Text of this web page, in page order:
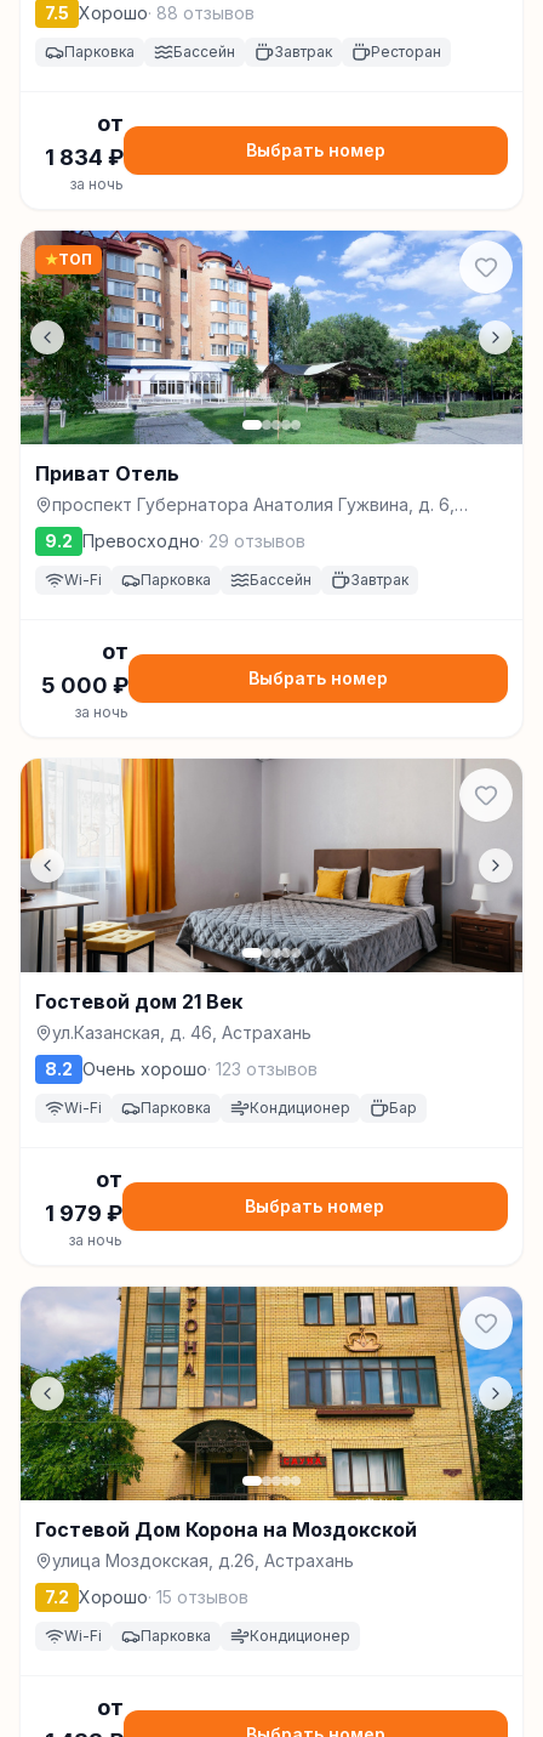
7.5 Хорошо· 88 отзывов
Парковка Бассейн Завтрак Ресторан
от
1 834 ₽
за ночь
Выбрать номер
★ТОП
Приват Отель
проспект Губернатора Анатолия Гужвина, д. 6,
Астрахань
9.2 Превосходно· 29 отзывов
Wi-Fi Парковка Бассейн Завтрак
от
5 000 ₽
за ночь
Выбрать номер
Гостевой дом 21 Век
ул.Казанская, д. 46, Астрахань
8.2 Очень хорошо· 123 отзывов
Wi-Fi Парковка Кондиционер Бар
от
1 979 ₽
за ночь
Выбрать номер
Гостевой Дом Корона на Моздокской
улица Моздокская, д.26, Астрахань
7.2 Хорошо· 15 отзывов
Wi-Fi Парковка Кондиционер
от